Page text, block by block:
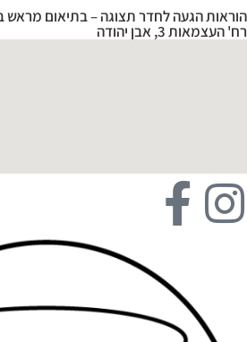
הוראות הגעה לחדר תצוגה – בתיאום מראש
רח' העצמאות 3, אבן יהודה